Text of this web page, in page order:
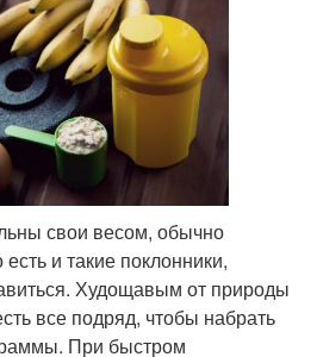
свои весом, обычно
и такие поклонники,
Худощавым от природы
все подряд, чтобы набрать
При быстром